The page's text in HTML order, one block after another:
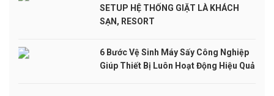
SETUP HỆ THỐNG GIẶT LÀ KHÁCH
SẠN, RESORT
6 Bước Vệ Sinh Máy Sấy Công Nghiệp
Giúp Thiết Bị Luôn Hoạt Động Hiệu Quả